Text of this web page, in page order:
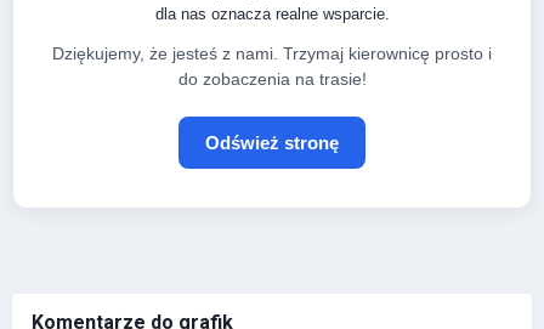
dla nas oznacza realne wsparcie.
Dziękujemy, że jesteś z nami. Trzymaj kierownicę prosto i
do zobaczenia na trasie!
Odśwież stronę
Komentarze do grafik